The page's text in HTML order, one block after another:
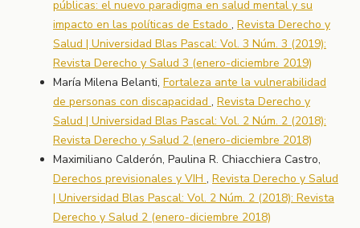
públicas: el nuevo paradigma en salud mental y su
impacto en las políticas de Estado , Revista Derecho y
Salud | Universidad Blas Pascal: Vol. 3 Núm. 3 (2019):
Revista Derecho y Salud 3 (enero-diciembre 2019)
María Milena Belanti, Fortaleza ante la vulnerabilidad
de personas con discapacidad , Revista Derecho y
Salud | Universidad Blas Pascal: Vol. 2 Núm. 2 (2018):
Revista Derecho y Salud 2 (enero-diciembre 2018)
Maximiliano Calderón, Paulina R. Chiacchiera Castro,
Derechos previsionales y VIH , Revista Derecho y Salud
| Universidad Blas Pascal: Vol. 2 Núm. 2 (2018): Revista
Derecho y Salud 2 (enero-diciembre 2018)